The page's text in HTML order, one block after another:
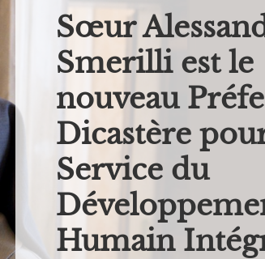
Sœur
Smerilli est le
nouveau
Dicastère
Service du
Humain